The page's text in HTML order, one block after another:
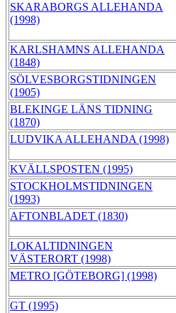
SKARABORGS ALLEHANDA
(1998)
KARLSHAMNS ALLEHANDA
(1848)
SÖLVESBORGSTIDNINGEN
(1905)
BLEKINGE LÄNS TIDNING
(1870)
LUDVIKA ALLEHANDA (1998)
KVÄLLSPOSTEN (1995)
STOCKHOLMSTIDNINGEN
(1993)
AFTONBLADET (1830)
LOKALTIDNINGEN
VÄSTERORT (1998)
METRO [GÖTEBORG] (1998)
GT (1995)